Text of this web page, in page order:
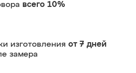
всего 10%
изготовления от 7 дней
замера